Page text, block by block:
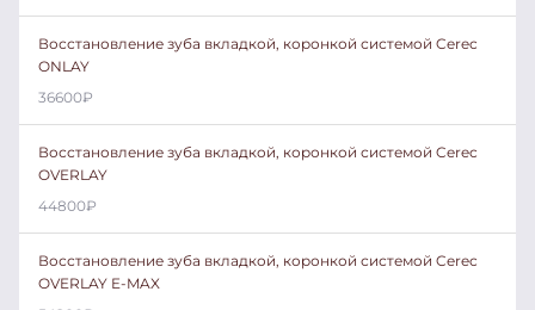
Восстановление зуба вкладкой, коронкой системой Cerec
ONLAY
36600₽
Восстановление зуба вкладкой, коронкой системой Cerec
OVERLAY
44800₽
Восстановление зуба вкладкой, коронкой системой Cerec
OVERLAY E-MAX